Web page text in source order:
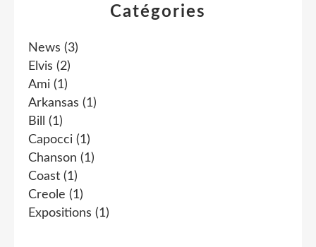
Catégories
News (3)
Elvis (2)
Ami (1)
Arkansas (1)
Bill
(1)
Capocci (1)
Chanson (1)
Coast (1)
Creole (1)
Expositions (1)